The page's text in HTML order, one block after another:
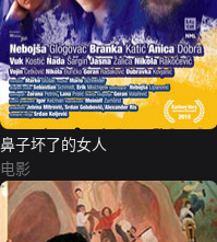
鼻子坏了的女人
电影